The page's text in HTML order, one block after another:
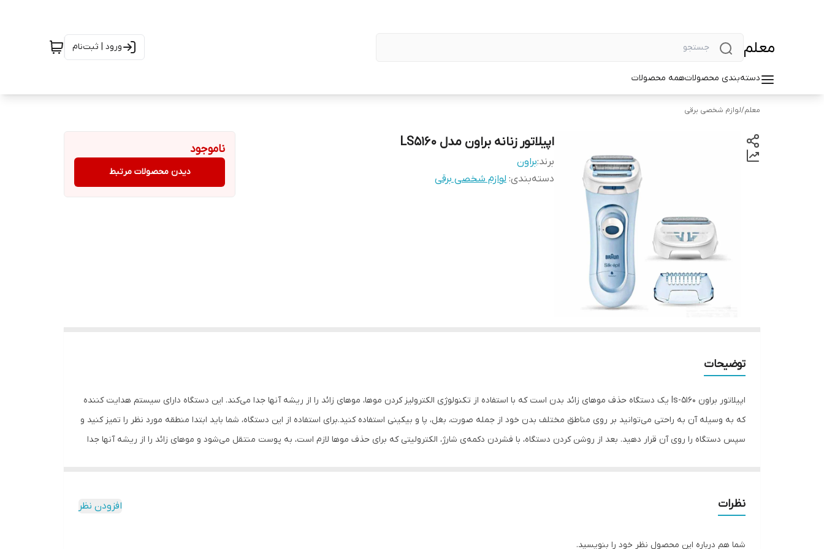
معلم ورود | ثبت‌نام
دسته‌بندی محصولاتهمه محصولات
معلم/لوازم شخصی برقی
اپیلاتور زنانه براون مدل LS5160
برند:براون
دسته‌بندی: لوازم شخصی برقی
ناموجود
دیدن محصولات مرتبط
توضیحات
اپیلاتور براون ls-5160 یک دستگاه حذف موهای زائد بدن است که با استفاده از تکنولوژی الکترولیز کردن موها، موهای زائد را از ریشه آنها جدا می‌کند. این دستگاه دارای سیستم هدایت کننده
که به وسیله آن به راحتی می‌توانید بر روی مناطق مختلف بدن خود از جمله صورت، بغل، پا و بیکینی استفاده کنید.برای استفاده از این دستگاه، شما باید ابتدا منطقه مورد نظر را تمیز کنید و
سپس دستگاه را روی آن قرار دهید. بعد از روشن کردن دستگاه، با فشردن دکمه‌ی شارژ، الکترولیتی که برای حذف موها لازم است، به پوست منتقل می‌شود و موهای زائد را از ریشه آنها جدا
سیستم هشدار برای تعویض سر است که به شما کمک می‌کند تا هنگامی که سر را نیاز به تعویض دارد، به راحتی آن را تعویض کنید.
نظرات افزودن نظر
شما هم درباره این محصول نظر خود را بنویسید.